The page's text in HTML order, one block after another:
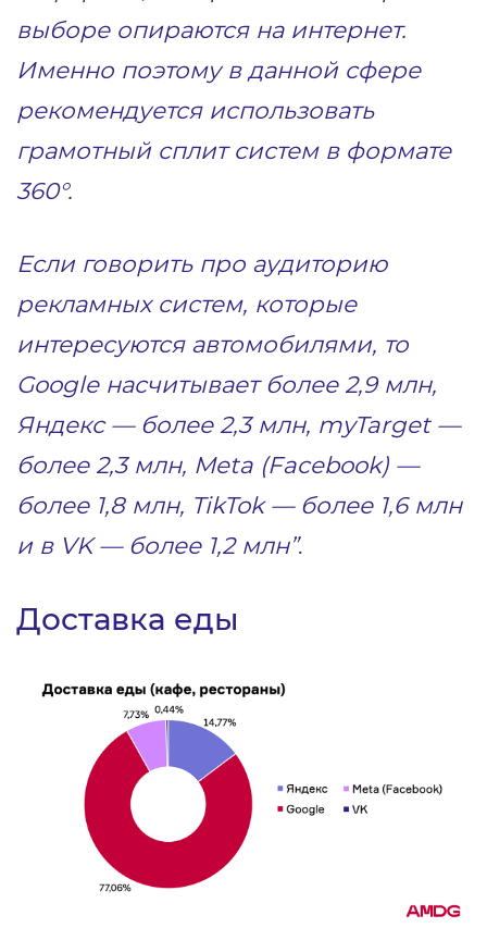
выборе опираются на интернет.
Именно поэтому в данной сфере
рекомендуется использовать
грамотный сплит систем в формате
360°.
Если говорить про аудиторию
рекламных систем, которые
интересуются автомобилями, то
Google насчитывает более 2,9 млн,
Яндекс — более 2,3 млн, myTarget —
более 2,3 млн, Meta (Facebook) —
более 1,8 млн, TikTok — более 1,6 млн
и в VK — более 1,2 млн”.
Доставка еды